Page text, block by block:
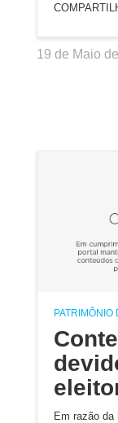
19 de Maio
PATRIMÔNIO
Em razão